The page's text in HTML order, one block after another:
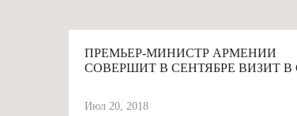
ПРЕМЬЕР-МИНИСТР АРМЕНИИ
СОВЕРШИТ В СЕНТЯБРЕ ВИЗИТ
Июл 20, 2018